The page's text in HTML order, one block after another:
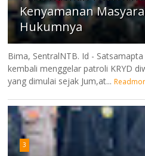
Kenyamanan
Hukumnya
Bima, SentralNTB. Id -
kembali menggelar patroli KRYD
yang dimulai sejak Jum,at...
3